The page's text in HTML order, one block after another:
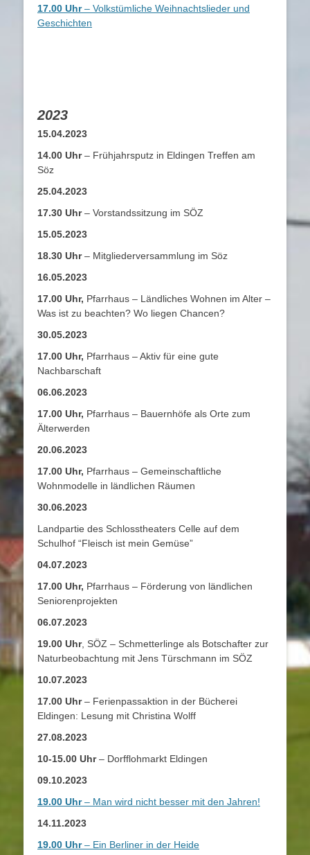
17.00 Uhr– Volkstümliche Weihnachtslieder und
Geschichten
2023
15.04.2023
14.00 Uhr– Frühjahrsputz in Eldingen Treffen am
Söz
25.04.2023
17.30 Uhr– Vorstandssitzung im SÖZ
15.05.2023
18.30 Uhr– Mitgliederversammlung im Söz
16.05.2023
17.00 Uhr, Pfarrhaus – Ländliches Wohnen im Alter –
Was ist zu beachten? Wo liegen Chancen?
30.05.2023
17.00 Uhr, Pfarrhaus – Aktiv für eine gute
Nachbarschaft
06.06.2023
17.00 Uhr, Pfarrhaus – Bauernhöfe als Orte zum
Älterwerden
20.06.2023
17.00 Uhr, Pfarrhaus – Gemeinschaftliche
Wohnmodelle in ländlichen Räumen
30.06.2023
Landpartie des Schlosstheaters Celle auf dem
Schulhof “Fleisch ist mein Gemüse”
04.07.2023
17.00 Uhr, Pfarrhaus – Förderung von ländlichen
Seniorenprojekten
06.07.2023
19.00 Uhr, SÖZ – Schmetterlinge als Botschafter zur
Naturbeobachtung mit Jens Türschmann im SÖZ
10.07.2023
17.00 Uhr– Ferienpassaktion in der Bücherei
Eldingen: Lesung mit Christina Wolff
27.08.2023
10-15.00 Uhr– Dorfflohmarkt Eldingen
09.10.2023
19.00 Uhr– Man wird nicht besser mit den Jahren!
14.11.2023
19.00 Uhr– Ein Berliner in der Heide